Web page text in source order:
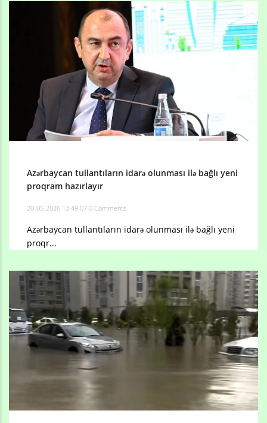
Azərbaycan tullantıların idarə olunması ilə bağlı yeni
proqram hazırlayır
20-05-2026 13:49:07 0 Comments
Azərbaycan tullantıların idarə olunması ilə bağlı yeni
proqr...